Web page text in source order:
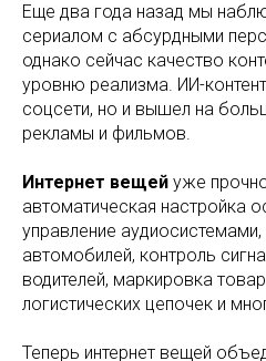
Еще два года назад мы
сериалом с абсурдными
однако сейчас качество
уровню реализма. ИИ-
соцсети, но и вышел на
рекламы и фильмов.
Интернет вещей уже
автоматическая настройка
управление аудиосистемами,
автомобилей, контроль
водителей, маркировка
логистических цепочек и
Теперь интернет вещей